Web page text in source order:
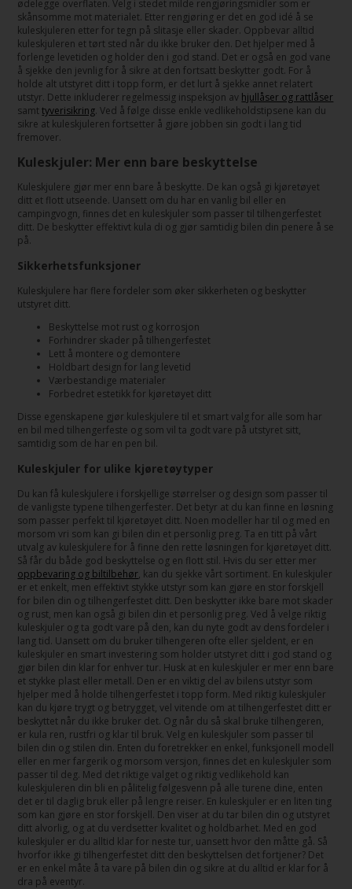
ødelegge overflaten. Velg i stedet milde rengjøringsmidler som er
skånsomme mot materialet. Etter rengjøring er det en god idé å se
kuleskjuleren etter for tegn på slitasje eller skader. Oppbevar alltid
kuleskjuleren et tørt sted når du ikke bruker den. Det hjelper med å
forlenge levetiden og holder den i god stand. Det er også en god vane
å sjekke den jevnlig for å sikre at den fortsatt beskytter godt. For å
holde alt utstyret ditt i topp form, er det lurt å sjekke annet relatert
utstyr. Dette inkluderer regelmessig inspeksjon av hjullåser og rattlåser
samttyverisikring. Ved å følge disse enkle vedlikeholdstipsene kan du
sikre at kuleskjuleren fortsetter å gjøre jobben sin godt i lang tid
fremover.
Kuleskjuler: Mer enn bare beskyttelse
Kuleskjulere gjør mer enn bare å beskytte. De kan også gi kjøretøyet
ditt et flott utseende. Uansett om du har en vanlig bil eller en
campingvogn, finnes det en kuleskjuler som passer til tilhengerfestet
ditt. De beskytter effektivt kula di og gjør samtidig bilen din penere å se
på.
Sikkerhetsfunksjoner
Kuleskjulere har flere fordeler som øker sikkerheten og beskytter
utstyret ditt.
Beskyttelse mot rust og korrosjon
Forhindrer skader på tilhengerfestet
Lett å montere og demontere
Holdbart design for lang levetid
Værbestandige materialer
Forbedret estetikk for kjøretøyet ditt
Disse egenskapene gjør kuleskjulere til et smart valg for alle som har
en bil med tilhengerfeste og som vil ta godt vare på utstyret sitt,
samtidig som de har en pen bil.
Kuleskjuler for ulike kjøretøytyper
Du kan få kuleskjulere i forskjellige størrelser og design som passer til
de vanligste typene tilhengerfester. Det betyr at du kan finne en løsning
som passer perfekt til kjøretøyet ditt. Noen modeller har til og med en
morsom vri som kan gi bilen din et personlig preg. Ta en titt på vårt
utvalg av kuleskjulere for å finne den rette løsningen for kjøretøyet ditt.
Så får du både god beskyttelse og en flott stil. Hvis du ser etter mer
oppbevaring og biltilbehør, kan du sjekke vårt sortiment. En kuleskjuler
er et enkelt, men effektivt stykke utstyr som kan gjøre en stor forskjell
for bilen din og tilhengerfestet ditt. Den beskytter ikke bare mot skader
og rust, men kan også gi bilen din et personlig preg. Ved å velge riktig
kuleskjuler og ta godt vare på den, kan du nyte godt av dens fordeler i
lang tid. Uansett om du bruker tilhengeren ofte eller sjeldent, er en
kuleskjuler en smart investering som holder utstyret ditt i god stand og
gjør bilen din klar for enhver tur. Husk at en kuleskjuler er mer enn bare
et stykke plast eller metall. Den er en viktig del av bilens utstyr som
hjelper med å holde tilhengerfestet i topp form. Med riktig kuleskjuler
kan du kjøre trygt og betrygget, vel vitende om at tilhengerfestet ditt er
beskyttet når du ikke bruker det. Og når du så skal bruke tilhengeren,
er kula ren, rustfri og klar til bruk. Velg en kuleskjuler som passer til
bilen din og stilen din. Enten du foretrekker en enkel, funksjonell modell
eller en mer fargerik og morsom versjon, finnes det en kuleskjuler som
passer til deg. Med det riktige valget og riktig vedlikehold kan
kuleskjuleren din bli en pålitelig følgesvenn på alle turene dine, enten
det er til daglig bruk eller på lengre reiser. En kuleskjuler er en liten ting
som kan gjøre en stor forskjell. Den viser at du tar bilen din og utstyret
ditt alvorlig, og at du verdsetter kvalitet og holdbarhet. Med en god
kuleskjuler er du alltid klar for neste tur, uansett hvor den måtte gå. Så
hvorfor ikke gi tilhengerfestet ditt den beskyttelsen det fortjener? Det
er en enkel måte å ta vare på bilen din og sikre at du alltid er klar for å
dra på eventyr.